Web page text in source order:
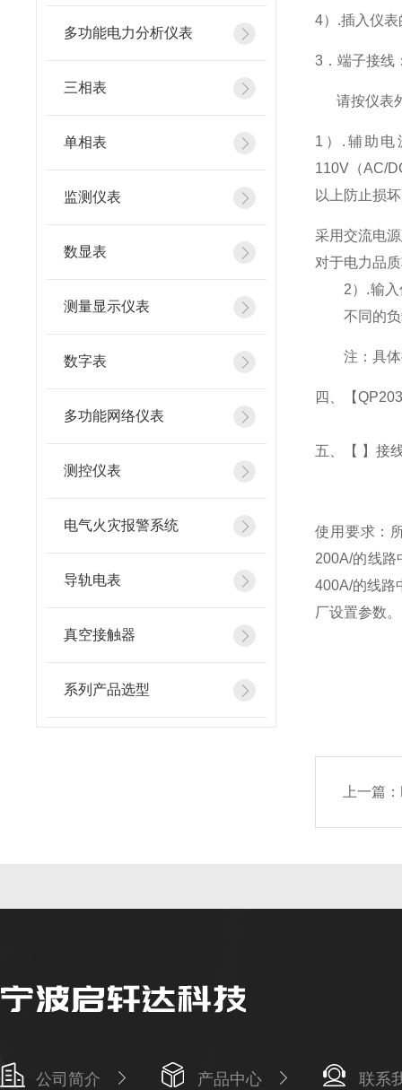
多功能电力分析仪表
三相表
单相表
监测仪表
数显表
测量显示仪表
数字表
多功能网络仪表
测控仪表
电气火灾报警系统
导轨电表
真空接触器
系列产品选型
4）.插入仪
3 ．端子接线
请按仪表
1 ） . 辅助电
110V （AC/
以上防止损
采用交流电
对于电力品
2） .输
不同的
注：具
四、【
五、 【 】接
使用要求：
200A/的线路
400A/的线路
厂设置参数。
上一篇：
公司简介 产品中心 联系